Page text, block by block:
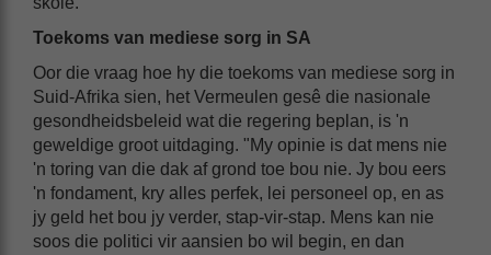
Toekoms van mediese sorg in SA
Oor die vraag hoe hy die toekoms van mediese sorg in
Suid-Afrika sien, het Vermeulen gesê die nasionale
gesondheidsbeleid wat die regering beplan, is 'n
geweldige groot uitdaging. "My opinie is dat mens nie
'n toring van die dak af grond toe bou nie. Jy bou eers
'n fondament, kry alles perfek, lei personeel op, en as
jy geld het bou jy verder, stap-vir-stap. Mens kan nie
soos die politici vir aansien bo wil begin, en dan